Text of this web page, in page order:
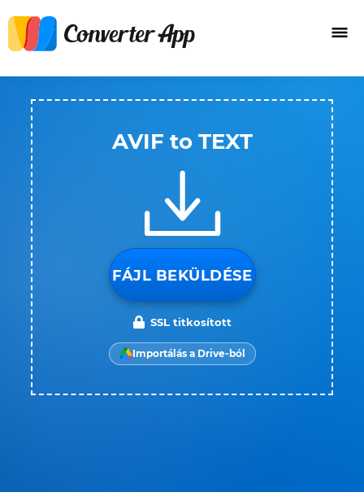
AVIF to TEXT
FÁJL BEKÜLDÉSE
SSL titkosított
Importálás a Drive-ból